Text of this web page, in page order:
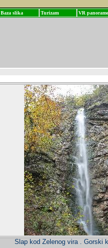
Baza slika Turizam VR panorame
Slap kod Zelenog vira . Gorski